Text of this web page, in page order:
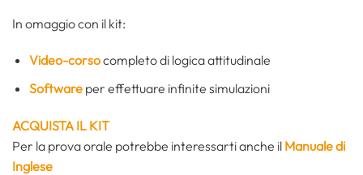
In omaggio con il kit:
Video-corsocompleto di logica attitudinale
Software per effettuare infinite simulazioni
ACQUISTA IL KIT
Per la prova orale potrebbe interessarti anche il Manuale di
Inglese